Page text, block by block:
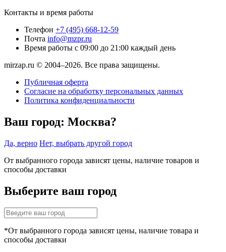
Контакты и время работы
Телефон +7 (495) 668-12-59
Почта info@mzpr.ru
Время работы с 09:00 до 21:00 каждый день
mirzap.ru © 2004–2026. Все права защищены.
Публичная оферта
Согласие на обработку персональных данных
Политика конфиденциальности
Ваш город: Москва?
Да, верно Нет, выбрать другой город
От выбранного города зависят цены, наличие товаров и
способы доставки
Выберите ваш город
*От выбранного города зависят цены, наличие товара и
способы доставки